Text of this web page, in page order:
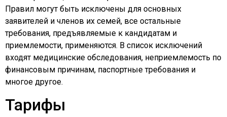
Правил могут быть исключены для основных
заявителей и членов их семей, все остальные
требования, предъявляемые к кандидатам и
приемлемости, применяются. В список исключений
входят медицинские обследования, неприемлемость по
финансовым причинам, паспортные требования и
многое другое.
Тарифы